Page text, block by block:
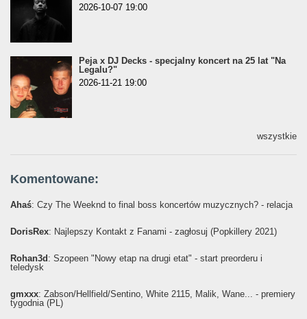
2026-10-07 19:00
Peja x DJ Decks - specjalny koncert na 25 lat "Na
Legalu?"
2026-11-21 19:00
wszystkie
Komentowane:
Ahaś: Czy The Weeknd to final boss koncertów muzycznych? - relacja
DorisRex: Najlepszy Kontakt z Fanami - zagłosuj (Popkillery 2021)
Rohan3d : Szopeen "Nowy etap na drugi etat" - start preorderu i
teledysk
gmxxx: Żabson/Hellfield/Sentino, White 2115, Malik, Wane... - premiery
tygodnia (PL)